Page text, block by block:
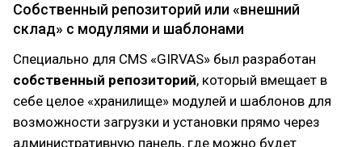
Собственный репозиторий или «внешний
склад» с модулями и шаблонами
Специально для CMS «GIRVAS» был разработан
собственный репозиторий, который вмещает в
себе целое «хранилище» модулей и шаблонов для
возможности загрузки и установки прямо через
административную панель, где можно будет